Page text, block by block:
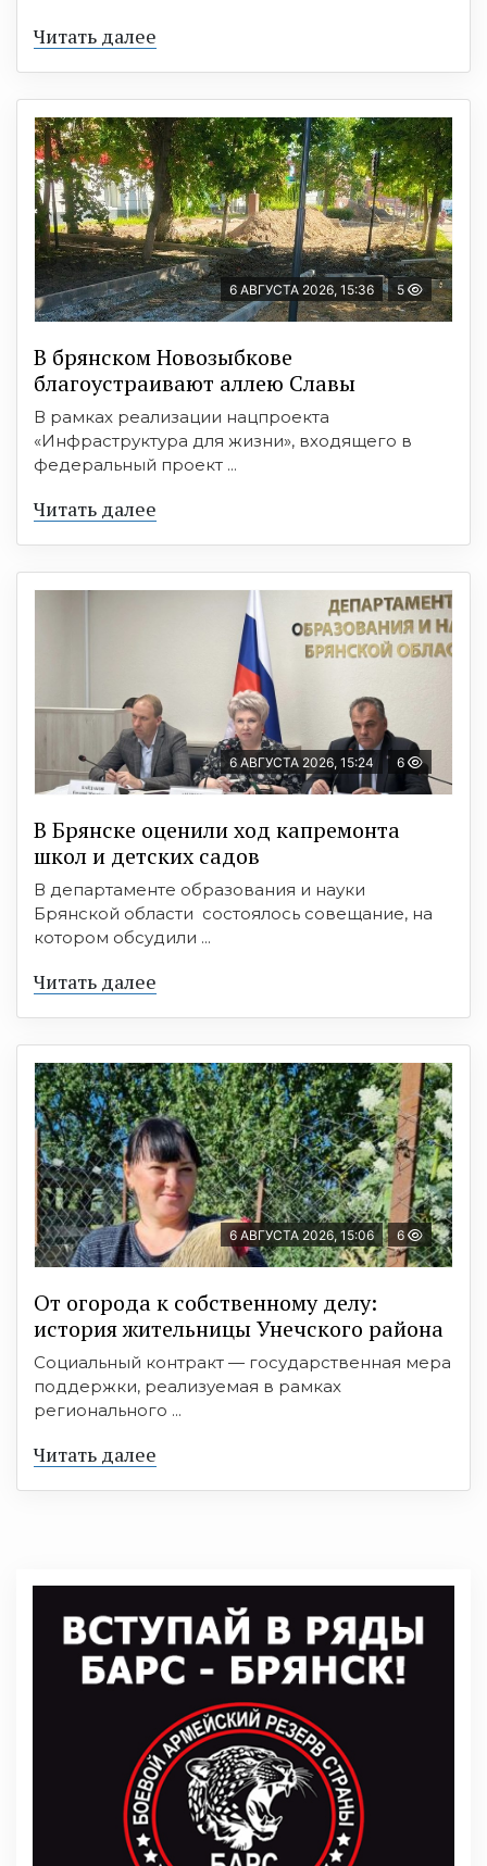
Читать далее
6 АВГУСТА 2026, 15:36 5
В брянском Новозыбкове
благоустраивают аллею Славы
В рамках реализации нацпроекта
«Инфраструктура для жизни», входящего в
федеральный проект ...
Читать далее
6 АВГУСТА 2026, 15:24 6
В Брянске оценили ход капремонта
школ и детских садов
В департаменте образования и науки
Брянской области состоялось совещание, на
котором обсудили ...
Читать далее
6 АВГУСТА 2026, 15:06 6
От огорода к собственному делу:
история жительницы Унечского района
Социальный контракт — государственная мера
поддержки, реализуемая в рамках
регионального ...
Читать далее